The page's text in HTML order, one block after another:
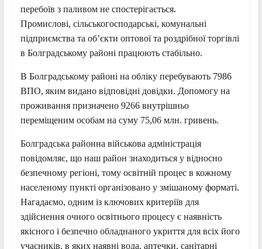
перебоїв з паливом не спостерігається.
Промислові, сільськогосподарські, комунальні
підприємства та об’єкти оптової та роздрібної торгівлі
в Болградському районі працюють стабільно.
В Болградському районі на обліку перебувають 7986
ВПО, яким видано відповідні довідки. Допомогу на
проживання призначено 9266 внутрішньо
переміщеним особам на суму 75,06 млн. гривень.
Болградська районна військова адміністрація
повідомляє, що наш район знаходиться у відносно
безпечному регіоні, тому освітній процес в кожному
населеному пункті організовано у змішаному форматі.
Нагадаємо, одним із ключових критеріїв для
здійснення очного освітнього процесу є наявність
якісного і безпечно обладнаного укриття для всіх його
учасників, в яких наявні вода, аптечки, санітарні